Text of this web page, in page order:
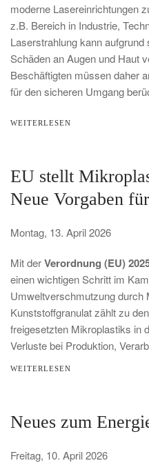
moderne Lasereinrichtungen
z.B. Bereich in Industrie,
Laserstrahlung kann
Schäden an Augen und Haut
Beschäftigten müssen daher
für den sicheren Umgang
WEITERLESEN
EU stellt
Neue Vorgaben
Montag, 13. April 2026
Mit derVerordnung (EU)
einen wichtigen Schritt im
Umweltverschmutzung durch
Kunststoffgranulat zählt zu
freigesetzten Mikroplastiks in
Verluste bei Produktion,
WEITERLESEN
Neues zum
Freitag, 10. April 2026